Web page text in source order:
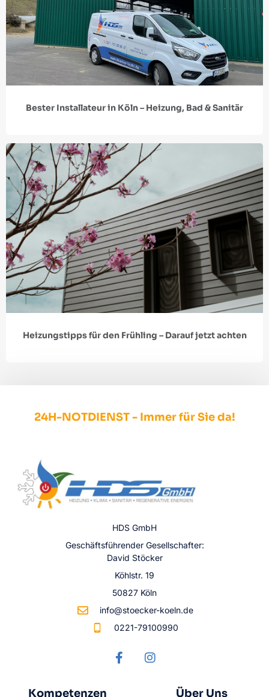
Bester Installateur in Köln – Heizung, Bad & Sanitär
Heizungstipps für den Frühling – Darauf jetzt achten
24H-NOTDIENST - Immer für Sie da!
HDS GmbH
Geschäftsführender Gesellschafter:
David Stöcker
Köhlstr. 19
50827 Köln
info@stoecker-koeln.de
0221-79100990
Kompetenzen Über Uns